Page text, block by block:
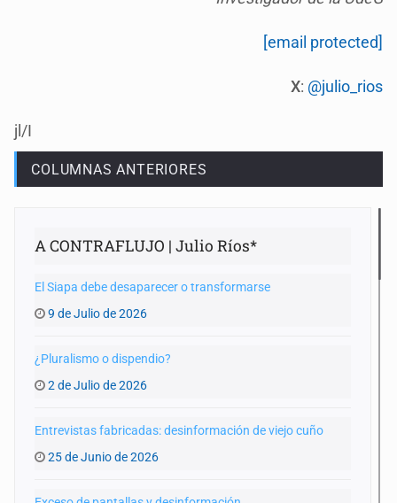
[email protected]
X: @julio_rios
jl/I
COLUMNAS ANTERIORES
A CONTRAFLUJO | Julio Ríos*
El Siapa debe desaparecer o transformarse
9 de Julio de 2026
¿Pluralismo o dispendio?
2 de Julio de 2026
Entrevistas fabricadas: desinformación de viejo cuño
25 de Junio de 2026